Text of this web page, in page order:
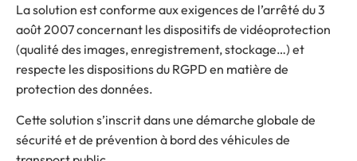
La solution est conforme aux exigences de l’arrêté du 3
août 2007 concernant les dispositifs de vidéoprotection
(qualité des images, enregistrement, stockage…) et
respecte les dispositions du RGPD en matière de
protection des données.
Cette solution s’inscrit dans une démarche globale de
sécurité et de prévention à bord des véhicules de